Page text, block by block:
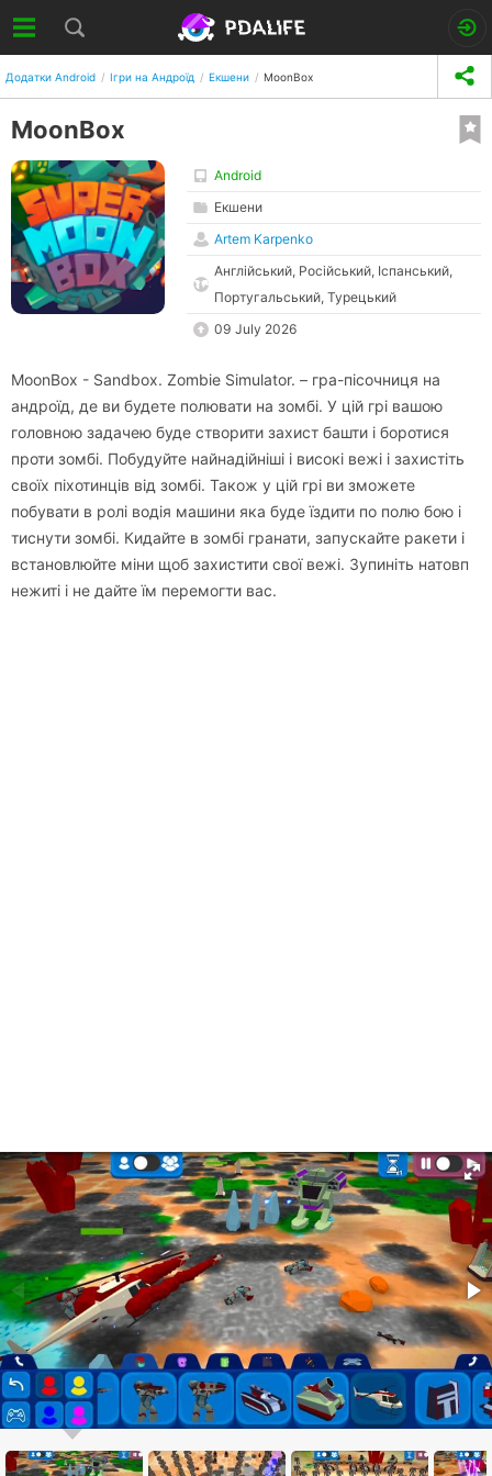
Додатки Android Ігри на Андроїд Екшени MoonBox
MoonBox
Android
Екшени
Artem Karpenko
Англійський, Російський, Іспанський,
Португальський, Турецький
09 July 2026
MoonBox - Sandbox. Zombie Simulator. – гра-пісочниця на
андроїд, де ви будете полювати на зомбі. У цій грі вашою
головною задачею буде створити захист башти і боротися
проти зомбі. Побудуйте найнадійніші і високі вежі і захистіть
своїх піхотинців від зомбі. Також у цій грі ви зможете
побувати в ролі водія машини яка буде їздити по полю бою і
тиснути зомбі. Кидайте в зомбі гранати, запускайте ракети і
встановлюйте міни щоб захистити свої вежі. Зупиніть натовп
нежиті і не дайте їм перемогти вас.